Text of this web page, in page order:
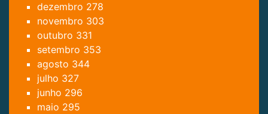
dezembro 278
novembro 303
outubro 331
setembro 353
agosto 344
julho 327
junho 296
maio 295